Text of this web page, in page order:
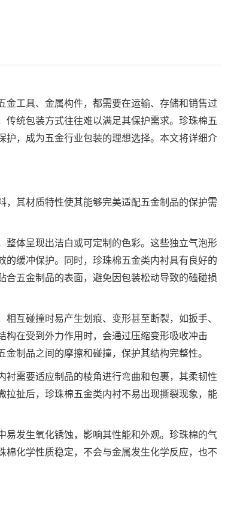
工具、金属构件，都需要在运输、存储和销售过
统包装方式往往难以满足其保护需求。珍珠棉五
，成为五金行业包装的理想选择。本文将详细介
其材质特性使其能够完美适配五金制品的保护需
整体呈现出洁白或可定制的色彩。这些独立气泡形
缓冲保护。同时，珍珠棉五金类内衬具有良好的
五金制品的表面，避免因包装松动导致的磕碰损
互碰撞时易产生划痕、变形甚至断裂，如扳手、
在受到外力作用时，会通过压缩变形吸收冲击
制品之间的摩擦和碰撞，保护其结构完整性。
需要适应制品的棱角进行弯曲和包裹，其柔韧性
扯后，珍珠棉五金类内衬不易出现撕裂现象，能
易发生氧化锈蚀，影响其性能和外观。珍珠棉的气
化学性质稳定，不会与金属发生化学反应，也不